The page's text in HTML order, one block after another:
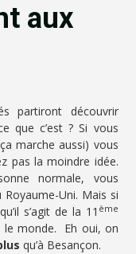
aux
partiront découvrir
que c’est ? Si vous
marche aussi) vous
pas la moindre idée.
normale, vous
Royaume-Uni. Mais si
s’agit de la 11 ème
le monde. Eh oui, on
qu’à Besançon.